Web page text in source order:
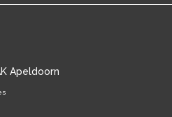
Apeldoorn